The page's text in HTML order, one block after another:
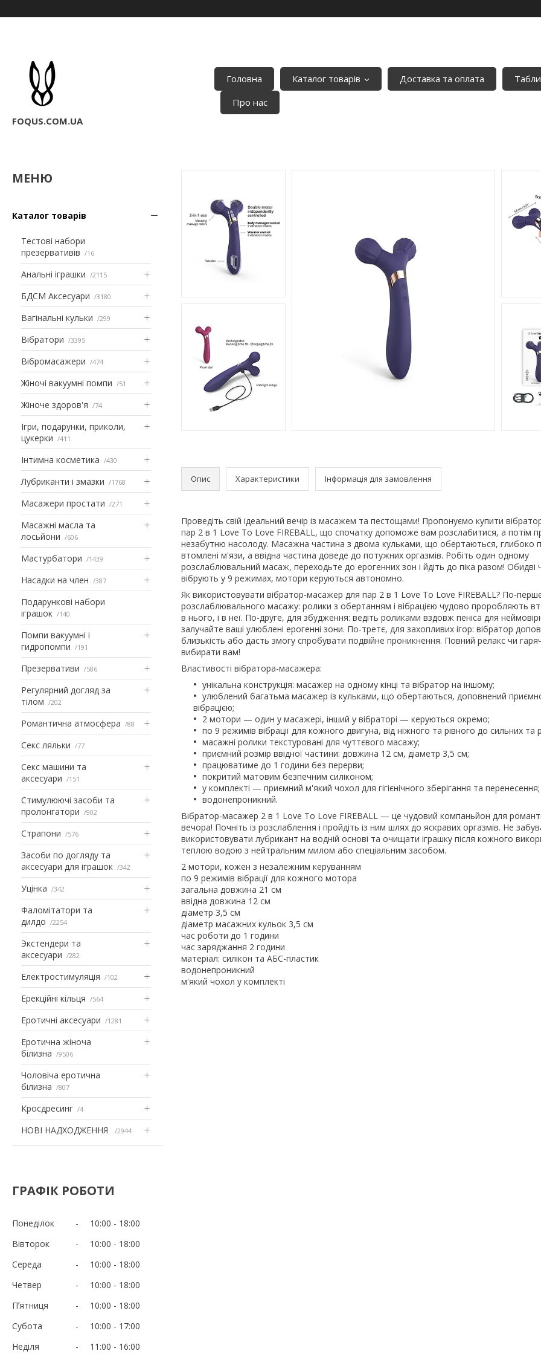
FOQUS.COM.UA
Головна Каталог товарів Доставка та оплата
Про нас
Каталог товарів
Тестові набори
презервативів
16
Анальні іграшки 2115
БДСМ Аксесуари 3180
Вагінальні кульки 299
Вібратори 3395
Вібромасажери 474
Жіночі вакуумні помпи 51
Жіноче здоров'я 74
Ігри, подарунки, приколи,
цукерки
411
Інтимна косметика 430
Лубриканти і змазки 1768
Масажери простати 271
Масажні масла та
лосьйони
606
Мастурбатори 1439
Насадки на член 387
Подарункові набори
іграшок
140
Помпи вакуумні і
гидропомпи
191
Презервативи 586
Регулярний догляд за
тілом
202
Романтична атмосфера 88
Секс ляльки 77
Секс машини та
аксесуари
151
Стимулюючі засоби та
пролонгатори
902
Страпони 576
Засоби по догляду та
аксесуари для іграшок
342
Уцінка 342
Фаломітатори та
дилдо
2254
Экстендери та
аксесуари
282
Електростимуляція 102
Ерекційні кільця 564
Еротичні аксесуари 1281
Еротична жіноча
білизна
9506
Чоловіча еротична
білизна
807
Кросдресинг 4
НОВІ НАДХОДЖЕННЯ 2944
ГРАФІК РОБОТИ
Понеділок 10:00
18:00
Вівторок
10:00
18:00
Середа
10:00
18:00
Четвер
10:00
18:00
Пʼятниця
10:00
18:00
Субота
10:00
17:00
Неділя
11:00 16:00
Опис Характеристики Інформація для замовлення
Проведіть свій ідеальний вечір із масажем та пестощами! Пропонуємо купити
пар 2 в 1 Love To Love FIREBALL, що спочатку допоможе вам розслабитися, а потім
незабутню насолоду. Масажна частина з двома кульками, що обертаються, глибоко
втомлені м'язи, а ввідна частина доведе до потужних оргазмів. Робіть один одному
розслаблювальний масаж, переходьте до ерогенних зон і йдіть до піка разом! Обидві
вібрують у 9 режимах, мотори керуються автономно.
Як використовувати вібратор-масажер для пар 2 в 1 Love To Love FIREBALL? По-
розслаблювального масажу: ролики з обертанням і вібрацією чудово проробляють
в нього, і в неї. По-друге, для збудження: ведіть роликами вздовж пеніса для
залучайте ваші улюблені ерогенні зони. По-третє, для захопливих ігор: вібратор
близькість або дасть змогу спробувати подвійне проникнення. Повний релакс чи
вибирати вам!
Властивості вібратора-масажера:
унікальна конструкція: масажер на одному кінці та вібратор на іншому;
улюблений багатьма масажер із кульками, що обертаються, доповнений
вібрацією;
2 мотори — один у масажері, інший у вібраторі — керуються окремо;
по 9 режимів вібрації для кожного двигуна, від ніжного та рівного до сильних та
масажні ролики текстуровані для чуттєвого масажу;
приємний розмір ввідної частини: довжина 12 см, діаметр 3,5 см;
працюватиме до 1 години без перерви;
покритий матовим безпечним силіконом;
у комплекті — приємний м'який чохол для гігієнічного зберігання та перенесення;
водонепроникний.
Вібратор-масажер 2 в 1 Love To Love FIREBALL — це чудовий компаньйон для
вечора! Почніть із розслаблення і пройдіть із ним шлях до яскравих оргазмів. Не
використовувати лубрикант на водній основі та очищати іграшку після кожного
теплою водою з нейтральним милом або спеціальним засобом.
2 мотори, кожен з незалежним керуванням
по 9 режимів вібрації для кожного мотора
загальна довжина 21 см
ввідна довжина 12 см
діаметр 3,5 см
діаметр масажних кульок 3,5 см
час роботи до 1 години
час заряджання 2 години
матеріал: силікон та АБС-пластик
водонепроникний
м'який чохол у комплекті